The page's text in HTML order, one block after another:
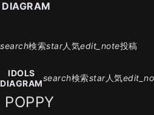
search検索star人気edit_note投稿
IDOLS
DIAGRAM
search検索star人気
POPPY